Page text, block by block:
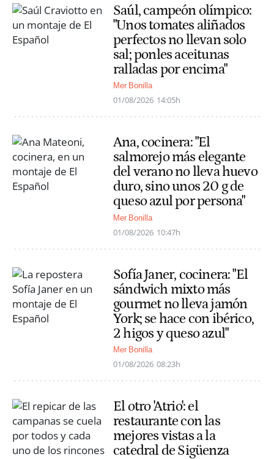
Saúl, campeón olímpico:
"Unos tomates aliñados
perfectos no llevan solo
sal; ponles aceitunas
ralladas por encima"
Mer Bonilla
01/08/2026 14:05h
Ana, cocinera: "El
salmorejo más elegante
del verano no lleva huevo
duro, sino unos 20 g de
queso azul por persona"
Mer Bonilla
01/08/2026 10:47h
Sofía Janer, cocinera: "El
sándwich mixto más
gourmet no lleva jamón
York; se hace con ibérico,
2 higos y queso azul"
Mer Bonilla
01/08/2026 08:23h
El otro 'Atrio': el
restaurante con las
mejores vistas a la
catedral de Sigüenza